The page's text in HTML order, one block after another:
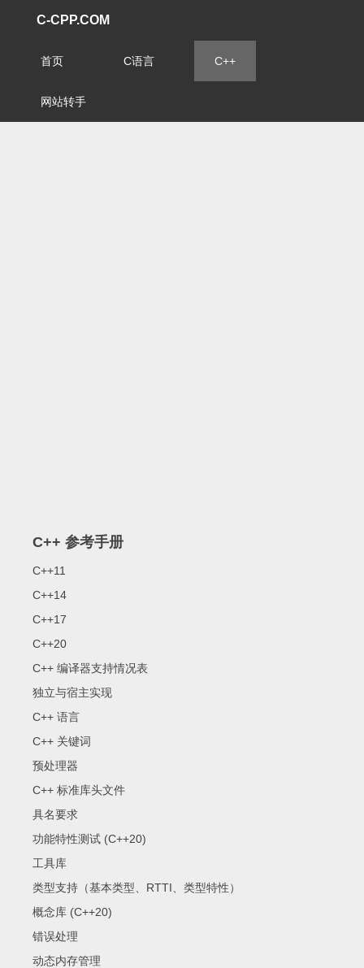
C-CPP.COM
首页 C语言 C++
网站转手
C++ 参考手册
C++11
C++14
C++17
C++20
C++ 编译器支持情况表
独立与宿主实现
C++ 语言
C++ 关键词
预处理器
C++ 标准库头文件
具名要求
功能特性测试 (C++20)
工具库
类型支持（基本类型、RTTI、类型特性）
概念库 (C++20)
错误处理
动态内存管理